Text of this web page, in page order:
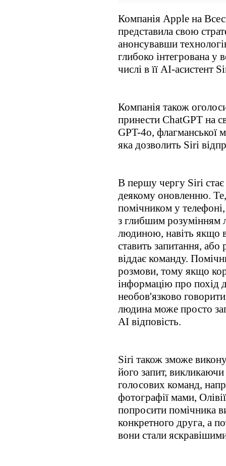
Компанія Apple на
представила свою
анонсувавши
глибоко інтегрована у
числі в її AI-асистент
Компанія також
принести ChatGPT на
GPT-4o, флагманської
яка дозволить Siri
В першу чергу Siri стає
деякому оновленню.
помічником у
з глибшим розумінням
людиною, навіть якщо
ставить запитання,
віддає команду.
розмови, тому якщо
інформацію про похід
необов'язково
людина може просто
AI відповість.
Siri також зможе
його запит,
голосових команд,
фотографії мами,
попросити помічника
конкретного друга, а
вони стали